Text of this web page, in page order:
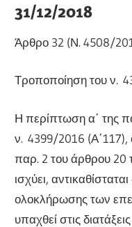
31/12/2018
Άρθρο 32 (Ν. 4508/
Τροποποίηση του ν.
Η περίπτωση α΄ της
ν. 4399/2016 (Α΄117),
παρ. 2 του άρθρου 20
ισχύει,
ολοκλήρωσης των
υπαχθεί στις